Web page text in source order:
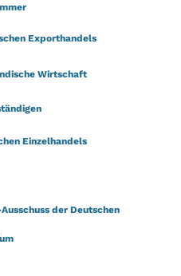
Server und Einrichtung
Industriesektoren
Exporthandels
Wirtschaft
Einzelhandels
der Deutschen